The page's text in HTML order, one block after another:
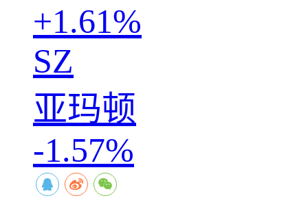
+1.61%
SZ
亚玛顿
-1.57%